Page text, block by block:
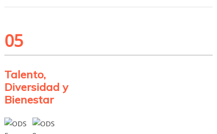
05
Talento,
Diversidad y
Bienestar